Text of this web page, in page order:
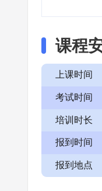
课程
上课时间
考试时间
培训时长
报到时间
报到地点